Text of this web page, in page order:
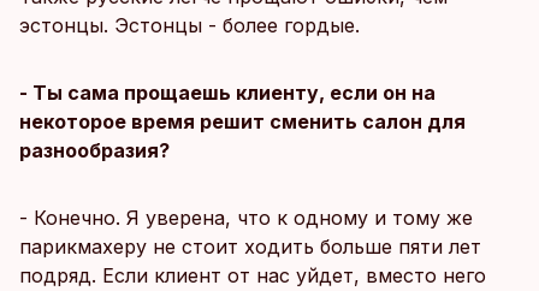
эстонцы. Эстонцы - более гордые.
- Ты сама прощаешь клиенту, если он на
некоторое время решит сменить салон для
разнообразия?
- Конечно. Я уверена, что к одному и тому же
парикмахеру не стоит ходить больше пяти лет
подряд. Если клиент от нас уйдет, вместо него